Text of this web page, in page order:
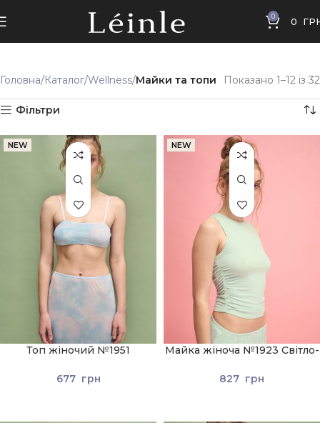
0 0
Головна Каталог Wellness Майки та топи Показано 1–12 із 32
Фільтри
NEW
Топ жіночий №1951
677 грн
NEW
Майка жіноча №1923 Світло-
827 грн